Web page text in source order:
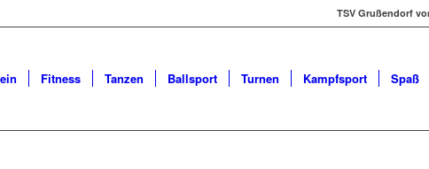
TSV Grußendorf
Fitness Tanzen Ballsport Turnen Kampfsport Spaß